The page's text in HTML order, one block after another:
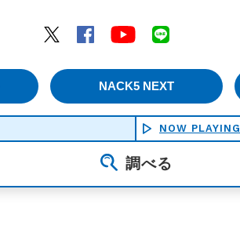
Twitter
Facebook YouTube
NACK5 NEXT
NOW PLAYING
調べる